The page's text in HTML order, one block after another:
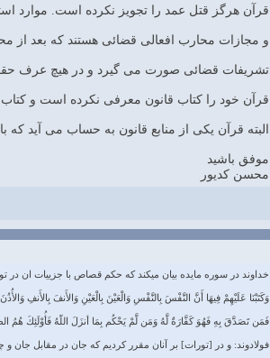
قرآن هرگز قتل عمد را تجویز نکرده است. موارد
و مجازات محارب افعالی قضائی هستند که بعد از
تشریفات قضائی صورت می گیرد و در هیچ عرف
قرآن خود را کتاب قانون معرفی نکرده است و
البته قرآن یکی از منابع قانون به حساب می آید
موفق باشید
محسن كديور
خداوند در سوره مایده بیان میکند که حکم قصاص با جزییات ان در
وَكَتَبْنَا عَلَيْهِمْ فِيهَا أَنَّ النَّفْسَ بِالنَّفْسِ وَالْعَيْنَ بِالْعَيْنِ وَالأَنفَ بِالأَنفِ
فَمَن تَصَدَّقَ بِهِ فَهُوَ كَفَّارَةٌ لَّهُ وَمَن لَّمْ يَحْكُم بِمَا أنزَلَ اللّهُ فَأُوْلَئِكَ هُمُ
فولادوند: و در [تورات] بر آنان مقرر كرديم كه جان در مقابل جان